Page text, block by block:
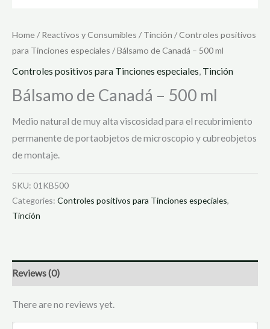
Home/Reactivos y Consumibles /Tinción /Controles positivos
para Tinciones especiales / Bálsamo de Canadá – 500 ml
Controles positivos para Tinciones especiales, Tinción
Bálsamo de Canadá – 500 ml
Medio natural de muy alta viscosidad para el recubrimiento
permanente de portaobjetos de microscopio y cubreobjetos
de montaje.
SKU: 01KB500
Categories: Controles positivos para Tinciones especiales,
Tinción
Reviews (0)
There are no reviews yet.